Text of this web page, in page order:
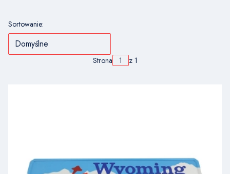
Lista produktów
Sortowanie:
Domyślne
Strona z 1